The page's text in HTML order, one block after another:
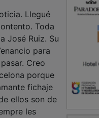
Llegué
Toda
José Ruiz. Su
para
Creo
porque
fichaje
ellos son de
les